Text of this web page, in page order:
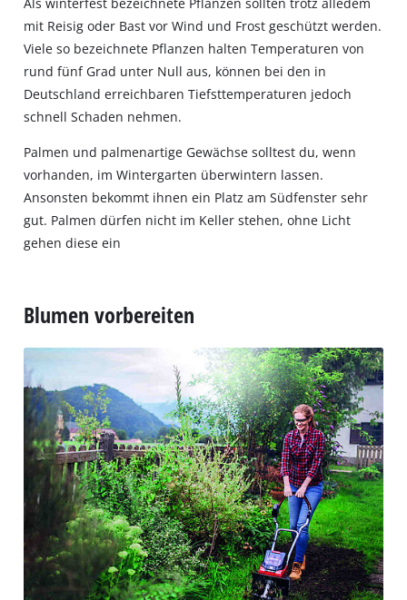
mit Reisig oder Bast vor Wind und Frost geschützt werden.
Viele so bezeichnete Pflanzen halten Temperaturen von
rund fünf Grad unter Null aus, können bei den in
Deutschland erreichbaren Tiefsttemperaturen jedoch
schnell Schaden nehmen.
Palmen und palmenartige Gewächse solltest du, wenn
vorhanden, im Wintergarten überwintern lassen.
Ansonsten bekommt ihnen ein Platz am Südfenster sehr
gut. Palmen dürfen nicht im Keller stehen, ohne Licht
gehen diese ein
Blumen vorbereiten